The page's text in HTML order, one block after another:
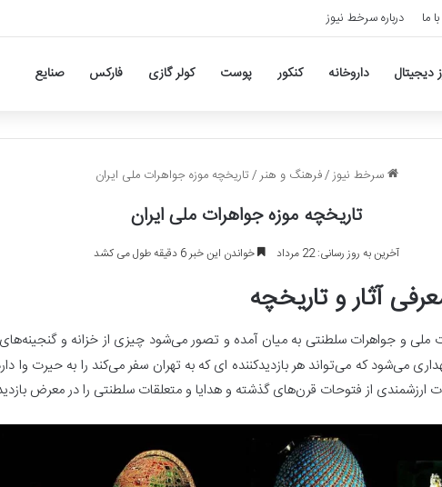
ما درباره سرخط نیوز
دیجیتال داروخانه کنکور پوست کولر گازی فارکس صنایع
سرخط نیوز/فرهنگ و هنر/تاریخچه موزه جواهرات ملی ایران
تاریخچه موزه جواهرات ملی ایران
آخرین به روز رسانی: 22 مرداد خواندن این خبر 6 دقیقه طول می کشد
آثار و تاریخچه
ملی و جواهرات سلطنتی به میان آمده و تصور می‌شود چیزی از خزانه و
می‌شود که می‌تواند هر بازدیدکننده ای که به تهران سفر می‌‌کند را به حیرت وا
ارزشمندی از فتوحات قرن‌های گذشته و هدایا و متعلقات سلطنتی را در معرض